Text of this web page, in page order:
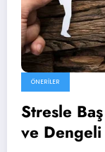
ÖNERILER
Stresle
ve